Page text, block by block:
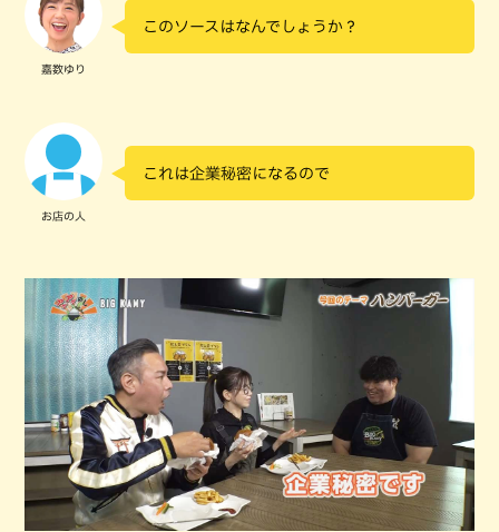
嘉数ゆり
このソースはなんでしょうか？
お店の人
これは企業秘密になるので